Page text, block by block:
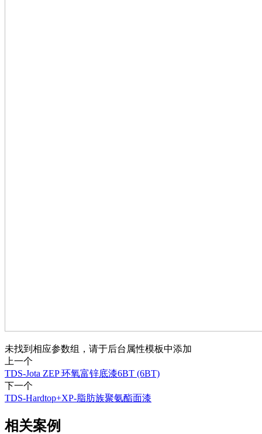
未找到相应参数组，请于后台属性模板中添加
上一个
TDS-Jota ZEP 环氧富锌底漆6BT (6BT)
下一个
TDS-Hardtop+XP-脂肪族聚氨酯面漆
相关案例